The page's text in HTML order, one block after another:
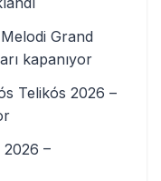
Grand
kapanıyor
Telikós 2026 –
2026 –